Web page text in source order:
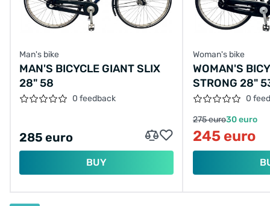
Man's bike
MAN'S BICYCLE GIANT SLIX
28" 58
0 feedback
285 euro
BUY
Woman's bike
WOMAN'S
STRONG 28"
0
275 euro30 euro
245 euro